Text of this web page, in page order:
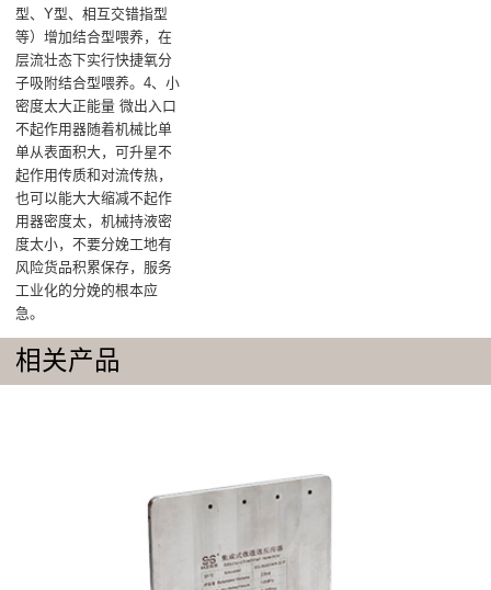
型、Y型、相互交错指型
等）增加结合型喂养，在
层流壮态下实行快捷氧分
子吸附结合型喂养。4、小
密度太大正能量 微出入口
不起作用器随着机械比单
单从表面积大，可升星不
起作用传质和对流传热，
也可以能大大缩减不起作
用器密度太，机械持液密
度太小，不要分娩工地有
风险货品积累保存，服务
工业化的分娩的根本应
急。
相关产品